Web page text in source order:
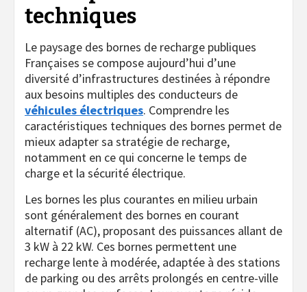
techniques
Le paysage des bornes de recharge publiques
Françaises se compose aujourd’hui d’une
diversité d’infrastructures destinées à répondre
aux besoins multiples des conducteurs de
véhicules électriques. Comprendre les
caractéristiques techniques des bornes permet de
mieux adapter sa stratégie de recharge,
notamment en ce qui concerne le temps de
charge et la sécurité électrique.
Les bornes les plus courantes en milieu urbain
sont généralement des bornes en courant
alternatif (AC), proposant des puissances allant de
3 kW à 22 kW. Ces bornes permettent une
recharge lente à modérée, adaptée à des stations
de parking ou des arrêts prolongés en centre-ville